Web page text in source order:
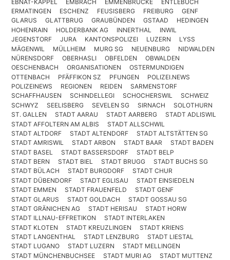
EBNAT-KAPPEL
EMBRACH EMMENBRÜCKE
ENTLEBUCH
ERMATINGEN
ESCHENZ FEUSISBERG FREIBURG
GENF
GLARUS
GLATTBRUG GRAUBÜNDEN GSTAAD
HEDINGEN
HOHENRAIN
HOLDERBANK AG INNERTHAL
INWIL
JEGENSTORF
JURA KANTONSPOLIZEI LUZERN
LYSS
MÄGENWIL
MÜLLHEIM MURG SG NEUENBURG
NIDWALDEN
NÜRENSDORF
OBERHASLI OBFELDEN
OBWALDEN
OESCHENBACH
ORGANISATIONEN
OSTERMUNDIGEN
OTTENBACH
PFÄFFIKON SZ PFUNGEN
POLIZEI.NEWS
POLIZEINEWS
REGIONEN REIDEN
SARMENSTORF
SCHAFFHAUSEN
SCHINDELLEGI SCHOCHERSWIL
SCHWEIZ
SCHWYZ
SEELISBERG SEVELEN SG SIRNACH
SOLOTHURN
ST. GALLEN
STADT AARAU STADT AARBERG
STADT ADLISWIL
STADT AFFOLTERN AM ALBIS
STADT ALLSCHWIL
STADT ALTDORF
STADT ALTENDORF
STADT ALTSTÄTTEN SG
STADT AMRISWIL
STADT ARBON STADT BAAR
STADT BADEN
STADT BASEL
STADT BASSERSDORF
STADT BELP
STADT BERN
STADT BIEL STADT BRUGG
STADT BUCHS SG
STADT BÜLACH
STADT BURGDORF
STADT CHUR
STADT DÜBENDORF
STADT EGLISAU
STADT EINSIEDELN
STADT EMMEN
STADT FRAUENFELD
STADT GENF
STADT GLARUS
STADT GOLDACH
STADT GOSSAU SG
STADT GRÄNICHEN AG
STADT HERISAU
STADT HORW
STADT ILLNAU-EFFRETIKON
STADT INTERLAKEN
STADT KLOTEN
STADT KREUZLINGEN
STADT KRIENS
STADT LANGENTHAL
STADT LENZBURG
STADT LIESTAL
STADT LUGANO
STADT LUZERN
STADT MELLINGEN
STADT MÜNCHENBUCHSEE
STADT MURI AG
STADT MUTTENZ